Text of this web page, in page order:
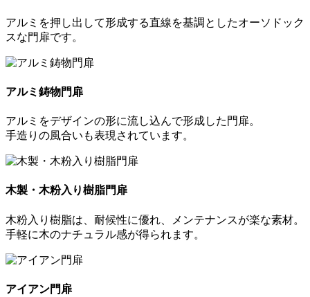
アルミを押し出して形成する直線を基調としたオーソドック
スな門扉です。
アルミ鋳物門扉
アルミをデザインの形に流し込んで形成した門扉。
手造りの風合いも表現されています。
木製・木粉入り樹脂門扉
木粉入り樹脂は、耐候性に優れ、メンテナンスが楽な素材。
手軽に木のナチュラル感が得られます。
アイアン門扉